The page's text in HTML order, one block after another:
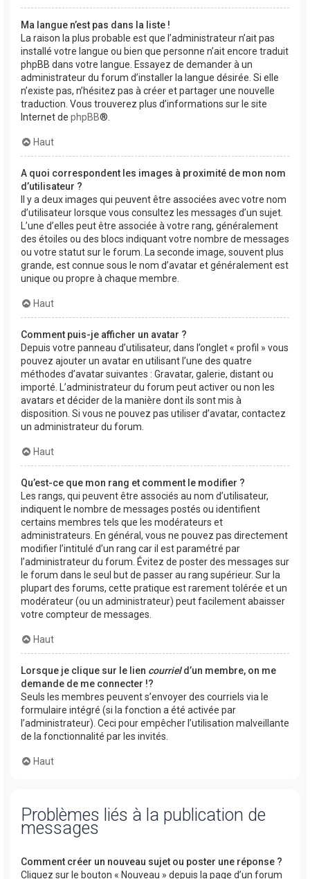
Ma langue n’est pas dans la liste !
La raison la plus probable est que l’administrateur n’ait pas
installé votre langue ou bien que personne n’ait encore traduit
phpBB dans votre langue. Essayez de demander à un
administrateur du forum d’installer la langue désirée. Si elle
n’existe pas, n’hésitez pas à créer et partager une nouvelle
traduction. Vous trouverez plus d’informations sur le site
Internet de phpBB®.
Haut
A quoi correspondent les images à proximité de mon nom
d’utilisateur ?
Il y a deux images qui peuvent être associées avec votre nom
d’utilisateur lorsque vous consultez les messages d’un sujet.
L’une d’elles peut être associée à votre rang, généralement
des étoiles ou des blocs indiquant votre nombre de messages
ou votre statut sur le forum. La seconde image, souvent plus
grande, est connue sous le nom d’avatar et généralement est
unique ou propre à chaque membre.
Haut
Comment puis-je afficher un avatar ?
Depuis votre panneau d’utilisateur, dans l’onglet « profil » vous
pouvez ajouter un avatar en utilisant l’une des quatre
méthodes d’avatar suivantes : Gravatar, galerie, distant ou
importé. L’administrateur du forum peut activer ou non les
avatars et décider de la manière dont ils sont mis à
disposition. Si vous ne pouvez pas utiliser d’avatar, contactez
un administrateur du forum.
Haut
Qu’est-ce que mon rang et comment le modifier ?
Les rangs, qui peuvent être associés au nom d’utilisateur,
indiquent le nombre de messages postés ou identifient
certains membres tels que les modérateurs et
administrateurs. En général, vous ne pouvez pas directement
modifier l’intitulé d’un rang car il est paramétré par
l’administrateur du forum. Évitez de poster des messages sur
le forum dans le seul but de passer au rang supérieur. Sur la
plupart des forums, cette pratique est rarement tolérée et un
modérateur (ou un administrateur) peut facilement abaisser
votre compteur de messages.
Haut
Lorsque je clique sur le lien courrield’un membre, on me
demande de me connecter !?
Seuls les membres peuvent s’envoyer des courriels via le
formulaire intégré (si la fonction a été activée par
l’administrateur). Ceci pour empêcher l’utilisation malveillante
de la fonctionnalité par les invités.
Haut
Problèmes liés à la publication de
messages
Comment créer un nouveau sujet ou poster une réponse ?
Cliquez sur le bouton « Nouveau » depuis la page d’un forum